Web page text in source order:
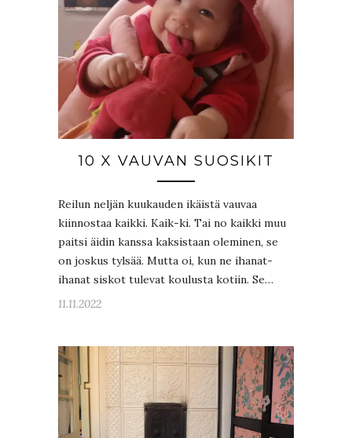
10 X VAUVAN SUOSIKIT
Reilun neljän kuukauden ikäistä vauvaa
kiinnostaa kaikki. Kaik-ki. Tai no kaikki muu
paitsi äidin kanssa kaksistaan oleminen, se
on joskus tylsää. Mutta oi, kun ne ihanat-
ihanat siskot tulevat koulusta kotiin. Se…
11.11.2022